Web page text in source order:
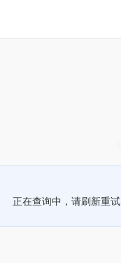
正在查询中，请刷新重试